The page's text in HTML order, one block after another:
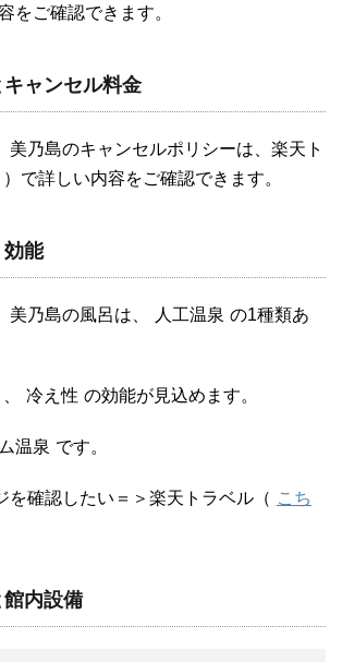
をご確認できます。
ャンセル料金
乃島のキャンセルポリシーは、楽天ト
）で詳しい内容をご確認できます。
効能
乃島の風呂は、 人工温泉 の1種類あ
冷え性 の効能が見込めます。
温泉 です。
を確認したい＝＞楽天トラベル（ こち
内設備